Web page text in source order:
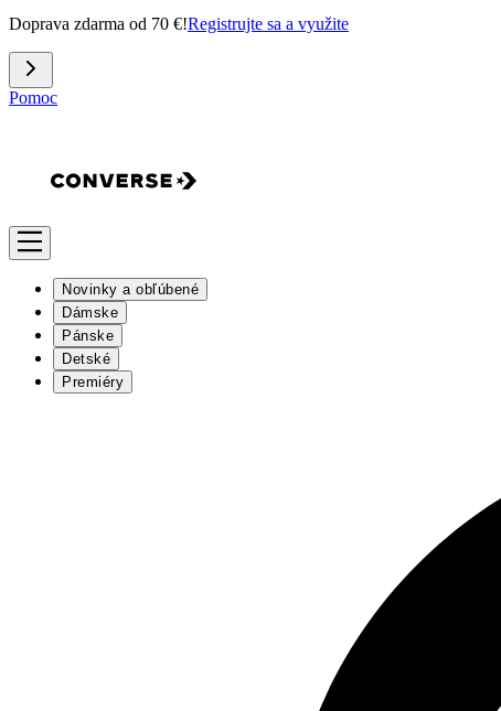
Doprava zdarma od 70 €!Registrujte sa a využite
Pomoc
Novinky a obľúbené
Dámske
Pánske
Detské
Premiéry